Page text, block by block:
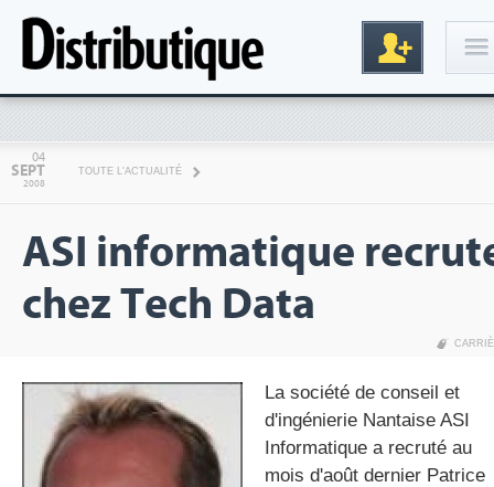
04
SEPT
2008
TOUTE L'ACTUALITÉ
ASI informatique
chez Tech Data
La société de conseil et
d'ingénierie Nantaise ASI
Informatique a recruté au
mois d'août dernier Patrice